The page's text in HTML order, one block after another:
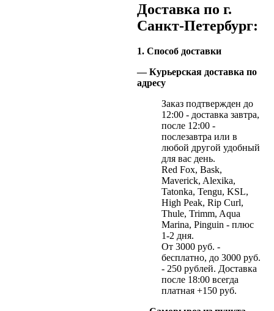
Доставка по г.
Санкт-Петербург:
1. Способ доставки
— Курьерская доставка по
адресу
Заказ подтвержден до
12:00 - доставка завтра,
после 12:00 -
послезавтра или в
любой другой удобный
для вас день.
Red Fox, Bask,
Maverick, Alexika,
Tatonka, Tengu, KSL,
High Peak, Rip Curl,
Thule, Trimm, Aqua
Marina, Pinguin - плюс
1-2 дня.
От 3000 руб. -
бесплатно, до 3000 руб.
- 250 рублей. Доставка
после 18:00 всегда
платная +150 руб.